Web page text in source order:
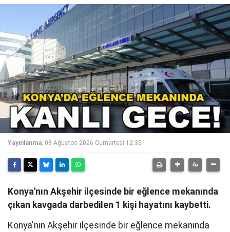
Yayınlanma: 08 Ağustos 2026 Cumartesi 12:35
Konya'nın Akşehir ilçesinde bir eğlence mekanında
çıkan kavgada darbedilen 1 kişi hayatını kaybetti.
Konya'nın Akşehir ilçesinde bir eğlence mekanında